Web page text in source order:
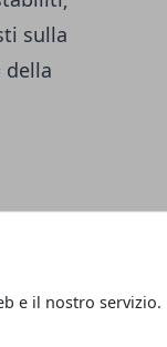
e il nostro servizio.
sulla
della